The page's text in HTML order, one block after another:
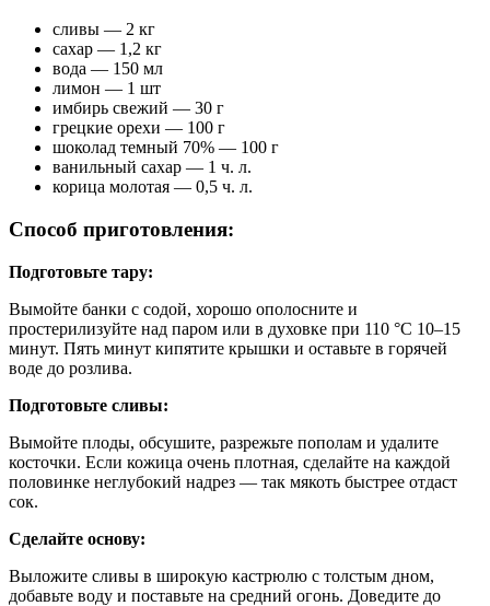
сливы — 2 кг
сахар — 1,2 кг
вода — 150 мл
лимон — 1 шт
имбирь свежий — 30 г
грецкие орехи — 100 г
шоколад темный 70% — 100 г
ванильный сахар — 1 ч. л.
корица молотая — 0,5 ч. л.
Способ приготовления:
Подготовьте тару:
Вымойте банки с содой, хорошо ополосните и
простерилизуйте над паром или в духовке при 110 °C 10–15
минут. Пять минут кипятите крышки и оставьте в горячей
воде до розлива.
Подготовьте сливы:
Вымойте плоды, обсушите, разрежьте пополам и удалите
косточки. Если кожица очень плотная, сделайте на каждой
половинке неглубокий надрез — так мякоть быстрее отдаст
сок.
Сделайте основу:
Выложите сливы в широкую кастрюлю с толстым дном,
добавьте воду и поставьте на средний огонь. Доведите до